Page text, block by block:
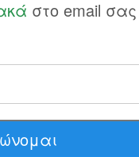
στο χρονικό
υπόψη οι
στο email σας